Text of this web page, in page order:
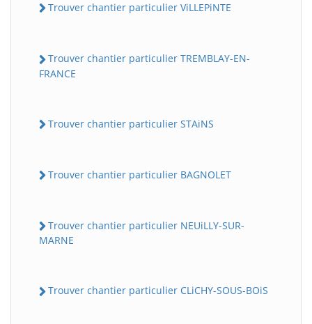
Trouver chantier particulier ViLLEPiNTE
Trouver chantier particulier TREMBLAY-EN-
FRANCE
Trouver chantier particulier STAiNS
Trouver chantier particulier BAGNOLET
Trouver chantier particulier NEUiLLY-SUR-
MARNE
Trouver chantier particulier CLiCHY-SOUS-BOiS